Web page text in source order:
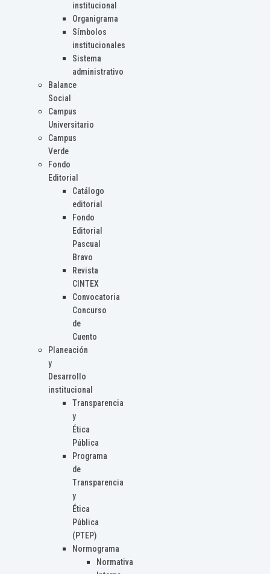
institucional
Organigrama
Símbolos
institucionales
Sistema
administrativo
Balance
Social
Campus
Universitario
Campus
Verde
Fondo
Editorial
Catálogo
editorial
Fondo
Editorial
Pascual
Bravo
Revista
CINTEX
Convocatoria
Concurso
de
Cuento
Planeación
y
Desarrollo
institucional
Transparencia
y
Ética
Pública
Programa
de
Transparencia
y
Ética
Pública
(PTEP)
Normograma
Normativa